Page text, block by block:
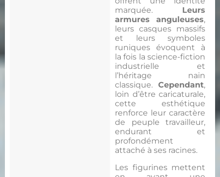
marquée. Leurs
armures anguleuses,
leurs casques massifs
et leurs symboles
runiques évoquent à
la fois la science-fiction
industrielle et
l’héritage nain
classique. Cependant,
loin d’être caricaturale,
cette esthétique
renforce leur caractère
de peuple travailleur,
endurant et
profondément
attaché à ses racines.
Les figurines mettent